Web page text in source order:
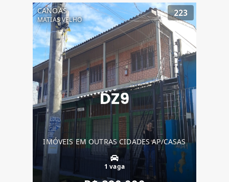
CANOAS
MATIAS VELHO
223
IMÓVEIS EM OUTRAS CIDADES AP/CASAS
1 vaga